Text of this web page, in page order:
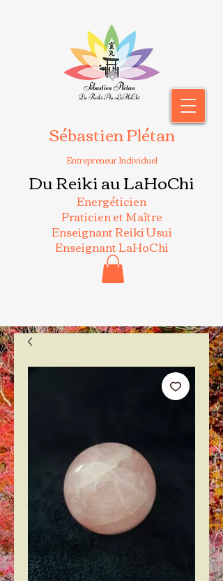
Sébastien Plétan
Entrepreneur Individuel
Du Reiki au LaHoChi
Energéticien
Praticien et Maître
Enseignant Reiki Usui
Enseignant LaHoChi